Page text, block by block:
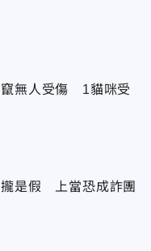
竄無人受傷 1貓咪受
是假 上當恐成詐團